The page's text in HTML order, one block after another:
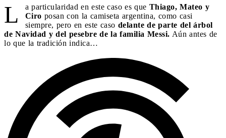
L a particularidad en este caso es que Thiago, Mateo y
Ciro posan con la camiseta argentina, como casi
siempre, pero en este caso delante de parte del árbol
de Navidad y del pesebre de la familia Messi. Aún antes de
lo que la tradición indica…